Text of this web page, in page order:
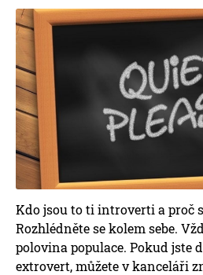
Kdo jsou to ti introverti a proč
Rozhlédněte se kolem sebe.
polovina populace. Pokud jste
extrovert, můžete v kanceláři